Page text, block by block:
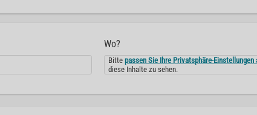
Wo?
Bittepassen Sie Ihre Privatsphäre-Einstellungen
diese Inhalte zu sehen.